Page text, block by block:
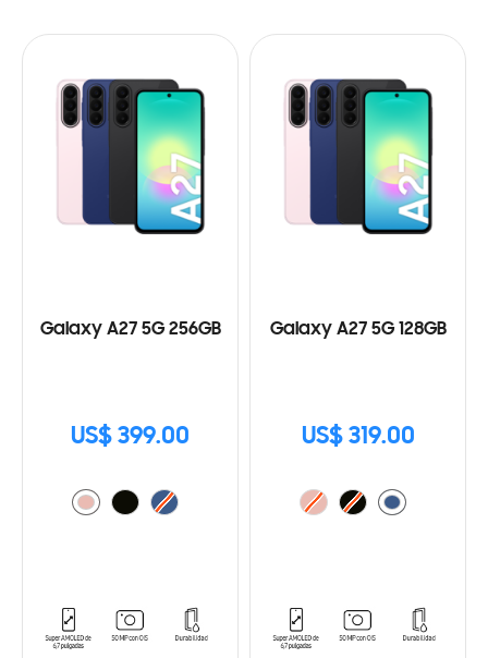
Galaxy A27 5G 256GB
US$ 399.00
Galaxy A27 5G 128GB
US$ 319.00